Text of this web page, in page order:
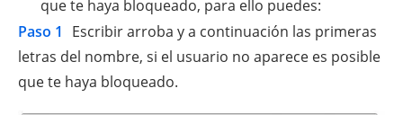
que te haya bloqueado, para ello puedes:
Paso 1 Escribir arroba y a continuación las primeras
letras del nombre, si el usuario no aparece es posible
que te haya bloqueado.